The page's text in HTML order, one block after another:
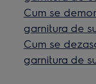
Cum se
garnitura de
Cum se
garnitura de